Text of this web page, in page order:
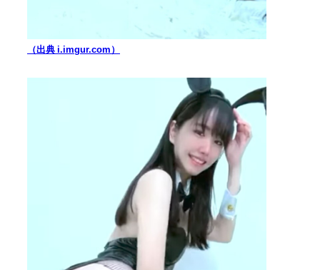
（出典 i.imgur.com）